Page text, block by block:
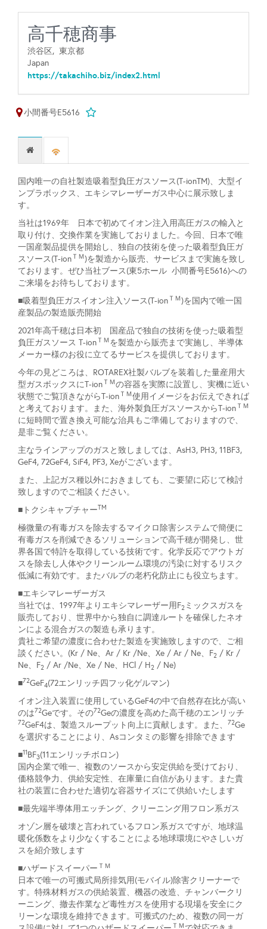
高千穂商事
渋谷区, 東京都
Japan
https://takachiho.biz/index2.html
小間番号E5616
国内唯一の自社製造吸着型負圧ガスソース(T-ionTM)、大型イ
ンプラボックス、エキシマレーザーガス中心に展示致しま
す。
当社は1969年 日本で初めてイオン注入用高圧ガスの輸入と
取り付け、交換作業を実施しておりました。今回、日本で唯
一国産製品提供を開始し、独自の技術を使った吸着型負圧ガ
スソース(T-ion ＴＭ)を製造から販売、サービスまで実施を致し
ております。ぜひ当社ブース(東5ホール 小間番号E5616)への
ご来場をお待ちしております。
■吸着型負圧ガスイオン注入ソース(T-ion ＴＭ)を国内で唯一国
産製品の製造販売開始
2021年高千穂は日本初 国産品で独自の技術を使った吸着型
負圧ガスソース T-ion ＴＭ を製造から販売まで実施し、半導体
メーカー様のお役に立てるサービスを提供しております。
今年の見どころは、ROTAREX社製バルブを装着した量産用大
型ガスボックスにT-ion ＴＭの容器を実際に設置し、実機に近い
状態でご覧頂きながらT-ion ＴＭ使用イメージをお伝えできれば
と考えております。また、海外製負圧ガスソースからT-ion ＴＭ
に短時間で置き換え可能な治具もご準備しておりますので、
是非ご覧ください。
主なラインアップのガスと致しましては、AsH3, PH3, 11BF3,
GeF4, 72GeF4, SiF4, PF3, Xeがございます。
また、上記ガス種以外におきましても、ご要望に応じて検討
致しますのでご相談ください。
■トクシキャプチャーTM
極微量の有毒ガスを除去するマイクロ除害システムで簡便に
有毒ガスを削減できるソリューションで高千穂が開発し、世
界各国で特許を取得している技術です。化学反応でアウトガ
スを除去し人体やクリーンルーム環境の汚染に対するリスク
低減に有効です。またバルブの老朽化防止にも役立ちます。
■エキシマレーザーガス
当社では、1997年よりエキシマレーザー用F2 ミックスガスを
販売しており、世界中から独自に調達ルートを確保したネオ
ンによる混合ガスの製造も承ります。
貴社ご希望の濃度に合わせた製造を実施致しますので、ご相
談ください。(Kr / Ne、Ar / Kr /Ne、Xe / Ar / Ne、F2 / Kr /
Ne、F2 / Ar /Ne、Xe / Ne、HCl / H2 / Ne)
■72GeF4(72エンリッチ四フッ化ゲルマン)
イオン注入装置に使用しているGeF4の中で自然存在比が高い
のは72Geです。その72Geの濃度を高めた高千穂のエンリッチ
72GeF4は、製造スループット向上に貢献します。また、 72Ge
を選択することにより、Asコンタミの影響を排除できます
■11BF3(11エンリッチボロン)
国内企業で唯一、複数のソースから安定供給を受けており、
価格競争力、供給安定性、在庫量に自信があります。また貴
社の装置に合わせた適切な容器サイズにて供給いたします
■最先端半導体用エッチング、クリーニング用フロン系ガス
オゾン層を破壊と言われているフロン系ガスですが、地球温
暖化係数をより少なくすることによる地球環境にやさしいガ
スを紹介致します
■ハザードスイーパー ＴＭ
日本で唯一の可搬式局所排気用(モバイル)除害クリーナーで
す。特殊材料ガスの供給装置、機器の改造、チャンバークリ
ーニング、撤去作業など毒性ガスを使用する現場を安全にク
リーンな環境を維持できます。可搬式のため、複数の同一ガ
ＴＭ